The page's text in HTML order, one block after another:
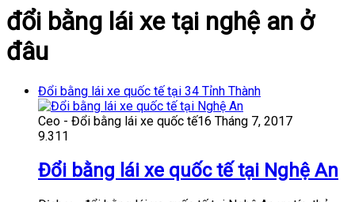
đổi bằng lái xe tại nghệ an ở
đâu
Đổi bằng lái xe quốc tế tại 34 Tỉnh Thành
Ceo - Đổi bằng lái xe quốc tế16 Tháng 7, 2017
9.311
Đổi bằng lái xe quốc tế tại Nghệ An